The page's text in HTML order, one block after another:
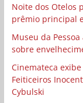
Noite dos Otelos
prêmio principal
Museu da
sobre
Cinemateca exibe
Feiticeiros
Cybulski